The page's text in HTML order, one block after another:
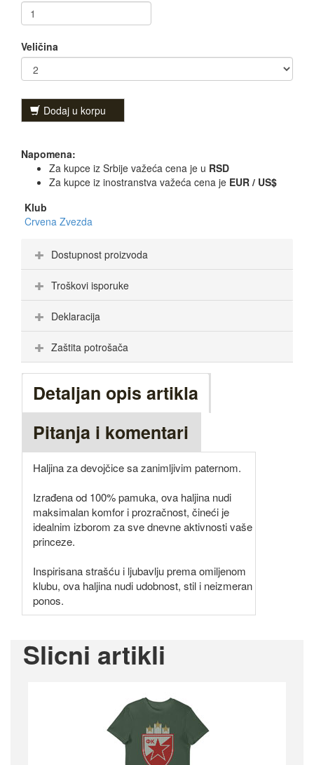
Veličina
Dodaj u korpu
Napomena:
Za kupce iz Srbije važeća cena je u RSD
Za kupce iz inostranstva važeća cena je EUR / US$
Klub
Crvena Zvezda
Dostupnost proizvoda
Troškovi isporuke
Deklaracija
Zaštita potrošača
Detaljan opis artikla
Pitanja i komentari
Haljina za devojčice sa zanimljivim paternom.
Izrađena od 100% pamuka, ova haljina nudi
maksimalan komfor i prozračnost, čineći je
idealnim izborom za sve dnevne aktivnosti vaše
princeze.
Inspirisana strašću i ljubavlju prema omiljenom
klubu, ova haljina nudi udobnost, stil i neizmeran
ponos.
Slicni artikli